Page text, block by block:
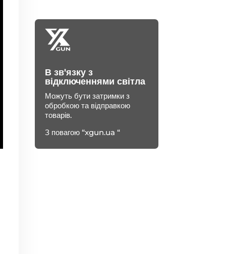
В зв'язку з
відключеннями світла
Можуть бути затримки з
обробкою та відправкою
товарів.
З повагою “xgun.ua “